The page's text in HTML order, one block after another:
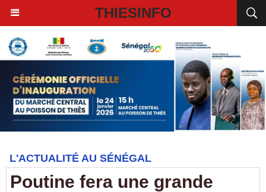
THIESINFO
L'ACTUALITÉ AU SÉNÉGAL
Poutine fera une grande